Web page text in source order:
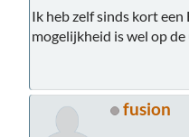
Ik heb zelf sinds kort
mogelijkheid is wel op de
fusion